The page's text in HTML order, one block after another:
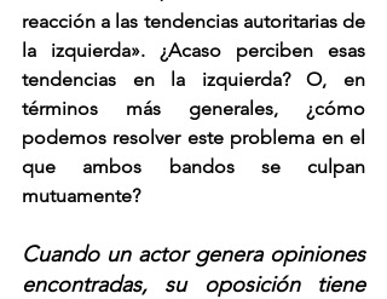
reacción a las tendencias autoritarias de
la izquierda». ¿Acaso perciben esas
tendencias en la izquierda? O, en
términos más generales, ¿cómo
podemos resolver este problema en el
que ambos bandos se culpan
mutuamente?
Cuando un actor genera opiniones
encontradas, su oposición tiene